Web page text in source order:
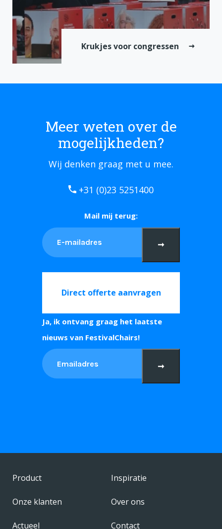
Krukjes voor congressen
Meer weten over de
mogelijkheden?
Wij denken graag met u mee.
+31 (0)23 5251400
Mail mij terug:
➞
Direct offerte aanvragen
Ja, ik ontvang graag het laatste
nieuws van FestivalChairs!
➞
Product Inspiratie
Onze klanten Over ons
Actueel Contact